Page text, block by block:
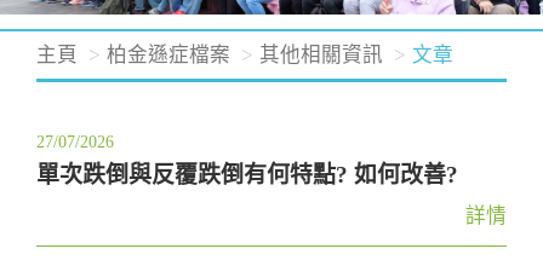
e
a
a
t
主頁 柏金遜症檔案 其他相關資訊 文章
27/07/2026
單次跌倒與反覆跌倒有何特點? 如何改善?
詳情